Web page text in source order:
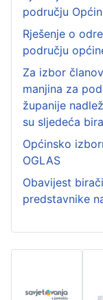
području
Rješenje o
području
Za izbor
manjina za
županije
su sljedeća
Općinsko
OGLAS
Obavijest
predstavnike